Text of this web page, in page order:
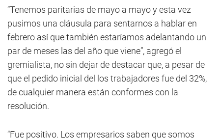
“Tenemos paritarias de mayo a mayo y esta vez
pusimos una cláusula para sentarnos a hablar en
febrero así que también estaríamos adelantando un
par de meses las del año que viene”, agregó el
gremialista, no sin dejar de destacar que, a pesar de
que el pedido inicial del los trabajadores fue del 32%,
de cualquier manera están conformes con la
resolución.
“Fue positivo. Los empresarios saben que somos